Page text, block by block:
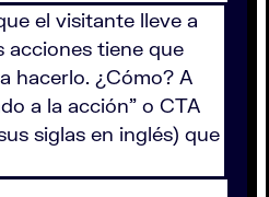
el visitante lleve a
acciones tiene que
hacerlo. ¿Cómo? A
a la acción” o CTA
siglas en inglés) que